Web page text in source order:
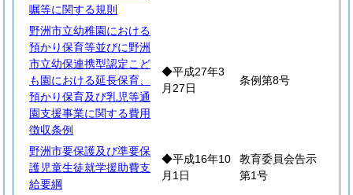
嘱等に関する規則
野洲市立幼稚園における
預かり保育等並びに野洲
市立幼保連携型認定こど
も園における延長保育、
預かり保育及び乳児等通
園支援事業に関する費用
徴収条例
◆平成27年3
月27日
条例第8号
野洲市要保護及び準要保
護児童生徒就学援助費支
給要綱
◆平成16年10
月1日
教育委員会告示
第1号